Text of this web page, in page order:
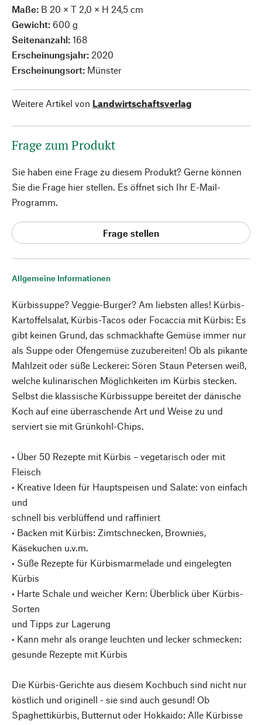
Allgemeine Informationen
Kürbissuppe? Veggie-Burger? Am liebsten alles! Kürbis-
Kartoffelsalat, Kürbis-Tacos oder Focaccia mit Kürbis: Es
gibt keinen Grund, das schmackhafte Gemüse immer nur
als Suppe oder Ofengemüse zuzubereiten! Ob als pikante
Mahlzeit oder süße Leckerei: Sören Staun Petersen weiß,
welche kulinarischen Möglichkeiten im Kürbis stecken.
Selbst die klassische Kürbissuppe bereitet der dänische
Koch auf eine überraschende Art und Weise zu und
serviert sie mit Grünkohl-Chips.
• Über 50 Rezepte mit Kürbis – vegetarisch oder mit
Fleisch
• Kreative Ideen für Hauptspeisen und Salate: von einfach
und
schnell bis verblüffend und raffiniert
• Backen mit Kürbis: Zimtschnecken, Brownies,
Käsekuchen u.v.m.
• Süße Rezepte für Kürbismarmelade und eingelegten
Kürbis
• Harte Schale und weicher Kern: Überblick über Kürbis-
Sorten
und Tipps zur Lagerung
• Kann mehr als orange leuchten und lecker schmecken:
gesunde Rezepte mit Kürbis
Die Kürbis-Gerichte aus diesem Kochbuch sind nicht nur
köstlich und originell - sie sind auch gesund! Ob
Spaghettikürbis, Butternut oder Hokkaido: Alle Kürbisse
Maße: B 20 × T 2,0 × H 24,5 cm
Gewicht: 600 g
Seitenanzahl: 168
Erscheinungsjahr: 2020
Erscheinungsort: Münster
Weitere Artikel von Landwirtschaftsverlag
Frage zum Produkt
Sie haben eine Frage zu diesem Produkt? Gerne können
Sie die Frage hier stellen. Es öffnet sich Ihr E-Mail-
Programm.
Frage stellen